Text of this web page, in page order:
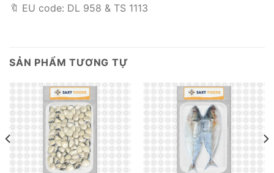
🔖 EU code: DL 958 & TS 1113
SẢN PHẨM TƯƠNG TỰ